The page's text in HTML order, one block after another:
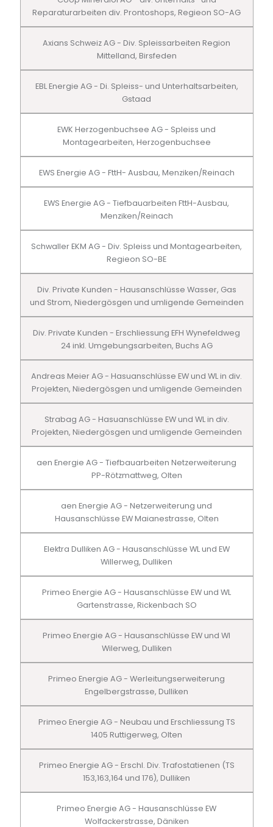
Reparaturarbeiten div. Prontoshops, Regieon SO-AG
Axians Schweiz AG - Div. Spleissarbeiten Region
Mittelland, Birsfeden
EBL Energie AG - Di. Spleiss- und Unterhaltsarbeiten,
Gstaad
EWK Herzogenbuchsee AG - Spleiss und
Montagearbeiten, Herzogenbuchsee
EWS Energie AG - FttH- Ausbau, Menziken/Reinach
EWS Energie AG - Tiefbauarbeiten FttH-Ausbau,
Menziken/Reinach
Schwaller EKM AG - Div. Spleiss und Montagearbeiten,
Regieon SO-BE
Div. Private Kunden - Hausanschlüsse Wasser, Gas
und Strom, Niedergösgen und umligende Gemeinden
Div. Private Kunden - Erschliessung EFH Wynefeldweg
24 inkl. Umgebungsarbeiten, Buchs AG
Andreas Meier AG - Hasuanschlüsse EW und WL in div.
Projekten, Niedergösgen und umligende Gemeinden
Strabag AG - Hasuanschlüsse EW und WL in div.
Projekten, Niedergösgen und umligende Gemeinden
aen Energie AG - Tiefbauarbeiten Netzerweiterung
PP-Rötzmattweg, Olten
aen Energie AG - Netzerweiterung und
Hausanschlüsse EW Maianestrasse, Olten
Elektra Dulliken AG - Hausanschlüsse WL und EW
Willerweg, Dulliken
Primeo Energie AG - Hausanschlüsse EW und WL
Gartenstrasse, Rickenbach SO
Primeo Energie AG - Hausanschlüsse EW und Wl
Wilerweg, Dulliken
Primeo Energie AG - Werleitungserweiterung
Engelbergstrasse, Dulliken
Primeo Energie AG - Neubau und Erschliessung TS
1405 Ruttigerweg, Olten
Primeo Energie AG - Erschl. Div. Trafostatienen (TS
153,163,164 und 176), Dulliken
Primeo Energie AG - Hausanschlüsse EW
Wolfackerstrasse, Däniken